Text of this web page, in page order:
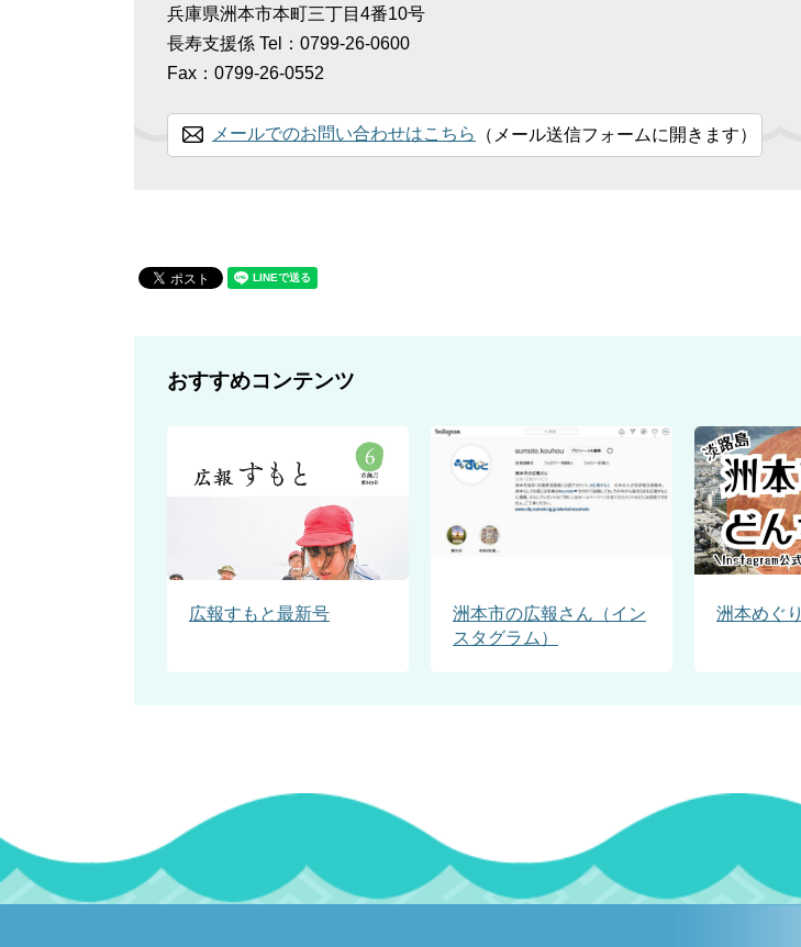
兵庫県洲本市本町三丁目4番10号
長寿支援係 Tel：0799-26-0600
Fax：0799-26-0552
メールでのお問い合わせはこちら （メール送信フォームに開きます）
おすすめコンテンツ
広報すもと最新号
洲本市の広報さん（イン
スタグラム）
洲本めぐり